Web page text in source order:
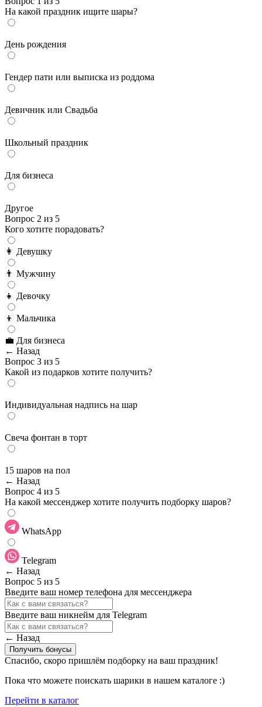
На какой праздник ищите шары?
День рождения
Гендер пати или выписка из роддома
Девичник или Свадьба
Школьный праздник
Для бизнеса
Другое
Вопрос 2 из 5
Кого хотите порадовать?
👩 Девушку
👨 Мужчину
👧 Девочку
👦 Мальчика
💼 Для бизнеса
← Назад
Вопрос 3 из 5
Какой из подарков хотите получить?
Индивидуальная надпись на шар
Cвеча фонтан в торт
15 шаров на пол
← Назад
Вопрос 4 из 5
На какой мессенджер хотите получить подборку шаров?
WhatsApp
Telegram
← Назад
Вопрос 5 из 5
Введите ваш номер телефона для мессенджера
Введите ваш никнейм для Telegram
← Назад
Получить бонусы
Спасибо, скоро пришлём подборку на ваш праздник!
Пока что можете поискать шарики в нашем каталоге :)
Перейти в каталог